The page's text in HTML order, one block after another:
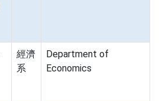
經濟
系
Department of
Economics